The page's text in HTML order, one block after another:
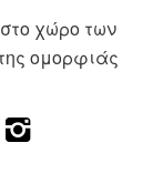
χώρο των
ομορφιάς